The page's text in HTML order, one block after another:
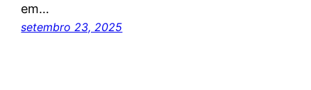
em…
setembro 23, 2025